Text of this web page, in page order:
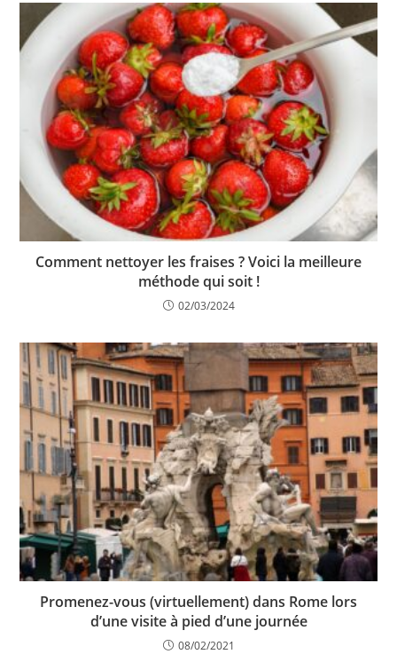
Comment nettoyer les fraises ? Voici la meilleure
méthode qui soit !
02/03/2024
Promenez-vous (virtuellement) dans Rome lors
d’une visite à pied d’une journée
08/02/2021